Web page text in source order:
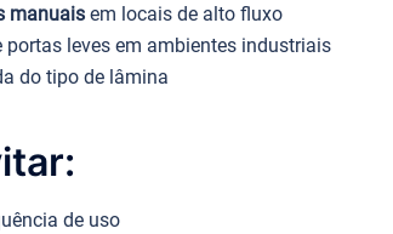
manuaisem locais de alto fluxo
portas leves em ambientes industriais
do tipo de lâmina
de uso